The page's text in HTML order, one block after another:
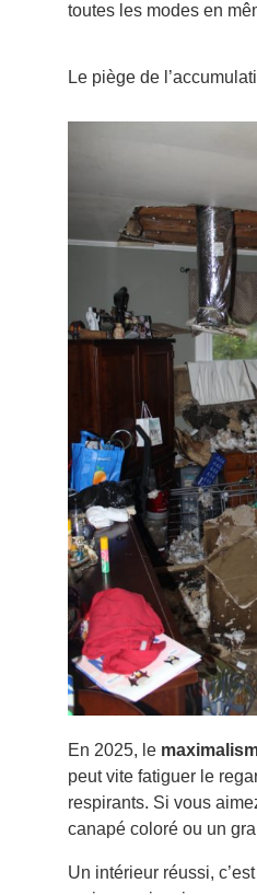
toutes les modes en
Le piège de
En 2025, le
peut vite fatiguer le
respirants. Si vous
canapé coloré ou un
Un intérieur réussi,